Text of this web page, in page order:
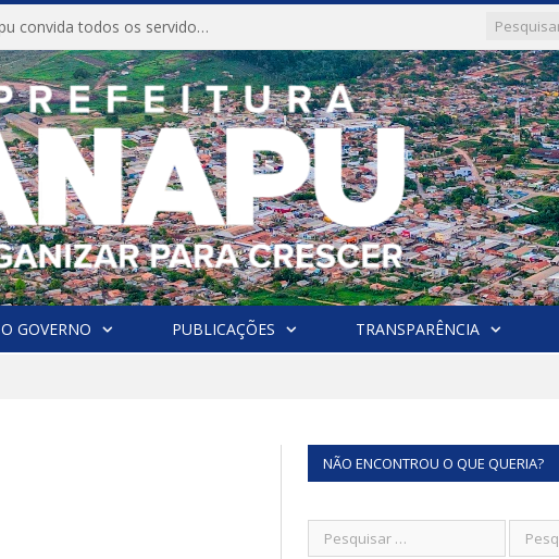
CONVITE A Prefeitura Municipal de Anapu convida todos os servidores públicos municipais para participarem da Audiência Pública de discussão da Lei de Diretrizes Orçamentárias (LDO), importante instrumento de planejamento das ações e investimentos da Administração Pública para o próximo exercício financeiro.
O GOVERNO PUBLICAÇÕES TRANSPARÊNCIA
NÃO ENCONTROU O QUE QUERIA?